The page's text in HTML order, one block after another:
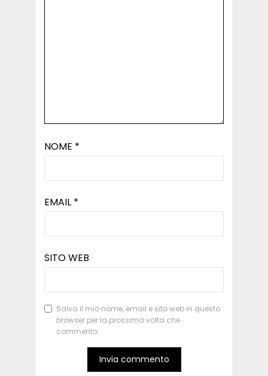
NOME *
EMAIL *
SITO WEB
Salva il mio nome, email e sito web in questo
browser per la prossima volta che
commento.